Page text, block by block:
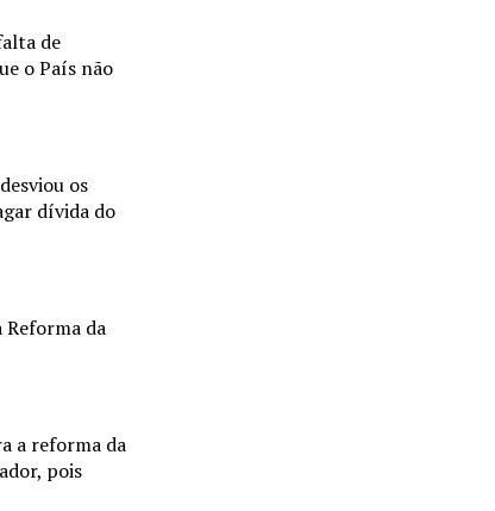
de
o País não
os
dívida do
Reforma da
a reforma da
pois